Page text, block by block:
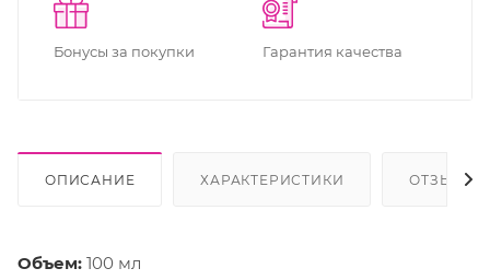
Бонусы за покупки Гарантия качества
ОПИСАНИЕ ХАРАКТЕРИСТИКИ ОТЗЫВЫ
Объем: 100 мл